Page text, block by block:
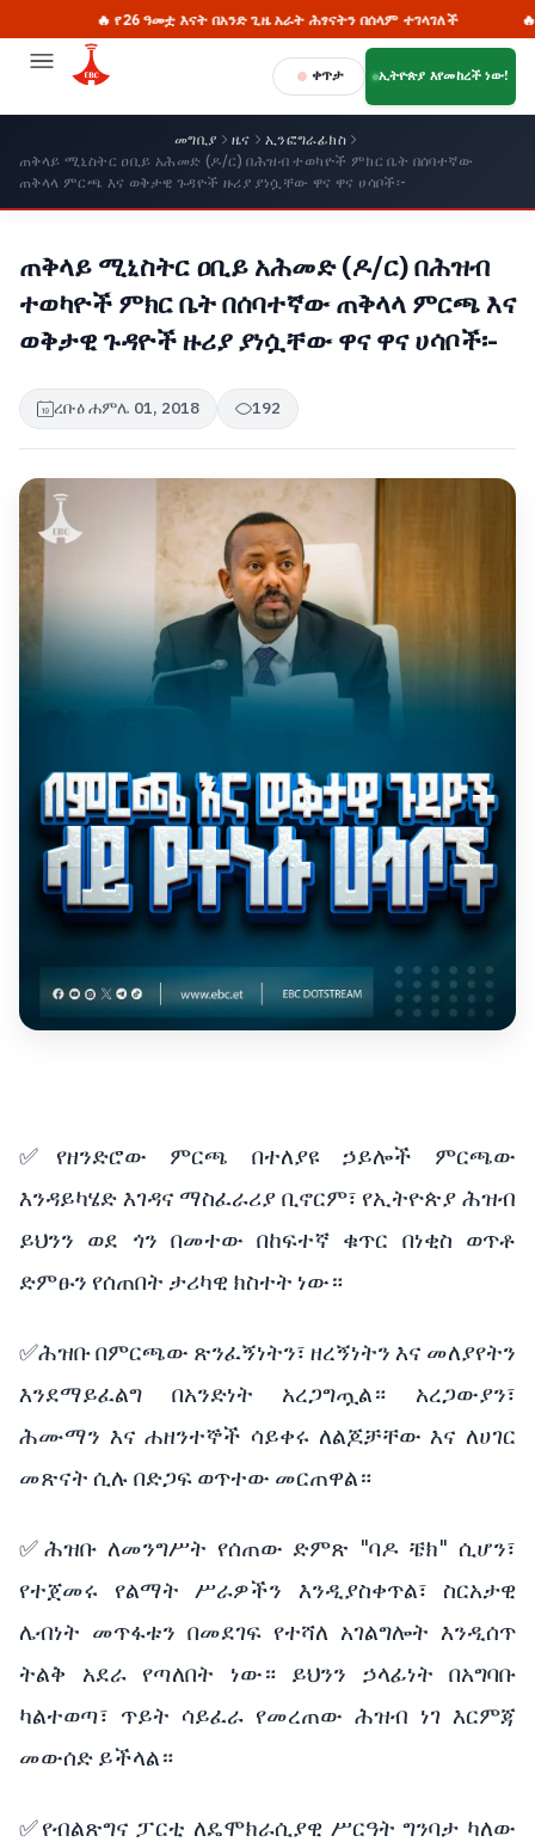
🔥 የ26 ዓመቷ እናት በአንድ ጊዜ አራት ሕፃናትን በሰላም ተገላገለች 🔥
ቀጥታ ኢትዮጵያ እየመከረች ነው!
መግቢያ ዜና
ኢንፎግራፊክስ
ጠቅላይ ሚኒስትር ዐቢይ አሕመድ (ዶ/ር) በሕዝብ ተወካዮች ምክር ቤት በሰባተኛው
ጠቅላላ ምርጫ እና ወቅታዊ ጉዳዮች ዙሪያ ያነሷቸው ዋና ዋና ሀሳቦች፡-
ጠቅላይ ሚኒስትር ዐቢይ አሕመድ (ዶ/ር) በሕዝብ
ተወካዮች ምክር ቤት በሰባተኛው ጠቅላላ ምርጫ እና
ወቅታዊ ጉዳዮች ዙሪያ ያነሷቸው ዋና ዋና ሀሳቦች፡-
ረቡዕ ሐምሌ 01, 2018 192
✅የዘንድሮው ምርጫ በተለያዩ ኃይሎች ምርጫው
እንዳይካሄድ እገዳና ማስፈራሪያ ቢኖርም፣ የኢትዮጵያ ሕዝብ
ይህንን ወደ ጎን በመተው በከፍተኛ ቁጥር በነቂስ ወጥቶ
ድምፁን የሰጠበት ታሪካዊ ክስተት ነው።
✅ሕዝቡ በምርጫው ጽንፈኝነትን፣ ዘረኝነትን እና መለያየትን
እንደማይፈልግ በአንድነት አረጋግጧል። አረጋውያን፣
ሕሙማን እና ሐዘንተኞች ሳይቀሩ ለልጆቻቸው እና ለሀገር
መጽናት ሲሉ በድጋፍ ወጥተው መርጠዋል።
✅ሕዝቡ ለመንግሥት የሰጠው ድምጽ "ባዶ ቼክ" ሲሆን፣
የተጀመሩ የልማት ሥራዎችን እንዲያስቀጥል፣ ስርአታዊ
ሌብነት መጥፋቱን በመደገፍ የተሻለ አገልግሎት እንዲሰጥ
ትልቅ አደራ የጣለበት ነው። ይህንን ኃላፊነት በአግባቡ
ካልተወጣ፣ ጥይት ሳይፈራ የመረጠው ሕዝብ ነገ እርምጃ
መውሰድ ይችላል።
✅የብልጽግና ፓርቲ ለዴሞክራሲያዊ ሥርዓት ግንባታ ካለው